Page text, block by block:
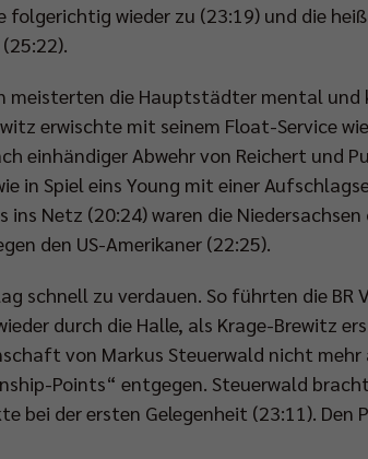
folgerichtig wieder zu (23:19) und die
meisterten die Hauptstädter mental und
erwischte mit seinem Float-Service
einhändiger Abwehr von Reichert und
in Spiel eins Young mit einer
ins Netz (20:24) waren die
den US-Amerikaner (22:25).
schnell zu verdauen. So führten die BR
durch die Halle, als Krage-Brewitz
von Markus Steuerwald nicht
Points“ entgegen. Steuerwald
bei der ersten Gelegenheit (23:11).